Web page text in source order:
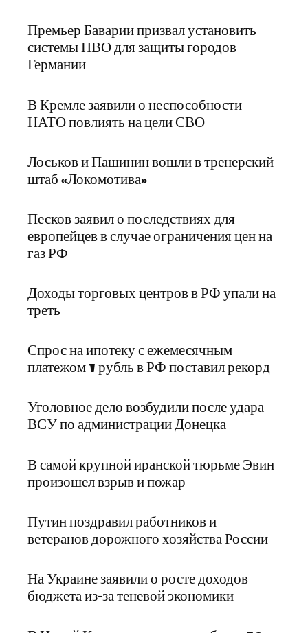
Премьер Баварии призвал установить
системы ПВО для защиты городов
Германии
В Кремле заявили о неспособности
НАТО повлиять на цели СВО
Лоськов и Пашинин вошли в тренерский
штаб «Локомотива»
Песков заявил о последствиях для
европейцев в случае ограничения цен на
газ РФ
Доходы торговых центров в РФ упали на
треть
Спрос на ипотеку с ежемесячным
платежом 1 рубль в РФ поставил рекорд
Уголовное дело возбудили после удара
ВСУ по администрации Донецка
В самой крупной иранской тюрьме Эвин
произошел взрыв и пожар
Путин поздравил работников и
ветеранов дорожного хозяйства России
На Украине заявили о росте доходов
бюджета из-за теневой экономики